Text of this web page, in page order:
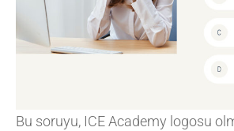
Bu soruyu, ICE Academy logosu